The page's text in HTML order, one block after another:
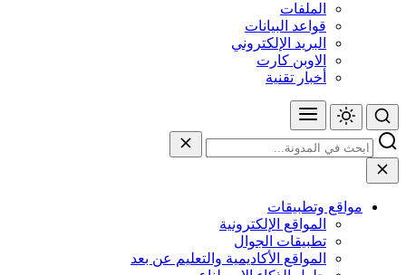
الملفات
قواعد البيانات
البريد الإلكتروني
الاوبن كارت
أخبار تقنية
مواقع وتطبيقات
المواقع الإلكترونية
تطبيقات الجوال
المواقع الأكاديمية والتعليم عن بعد